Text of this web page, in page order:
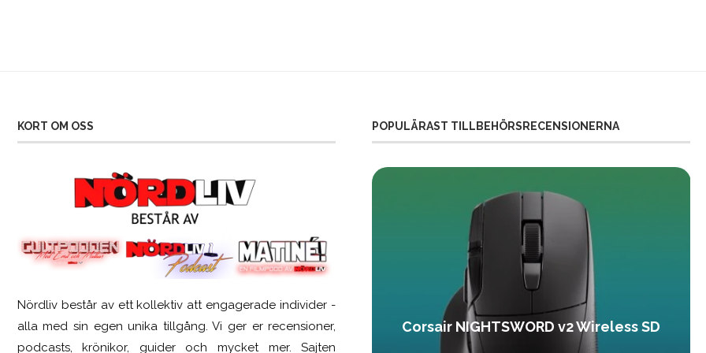
KORT OM OSS
Nördliv består av ett kollektiv att engagerade individer -
alla med sin egen unika tillgång. Vi ger er recensioner,
podcasts, krönikor, guider och mycket mer. Sajten
POPULÄRAST TILLBEHÖRSRECENSIONERNA
SCUF Gaming Omega Corsair NIGHTSWORD v2 Wireless SD